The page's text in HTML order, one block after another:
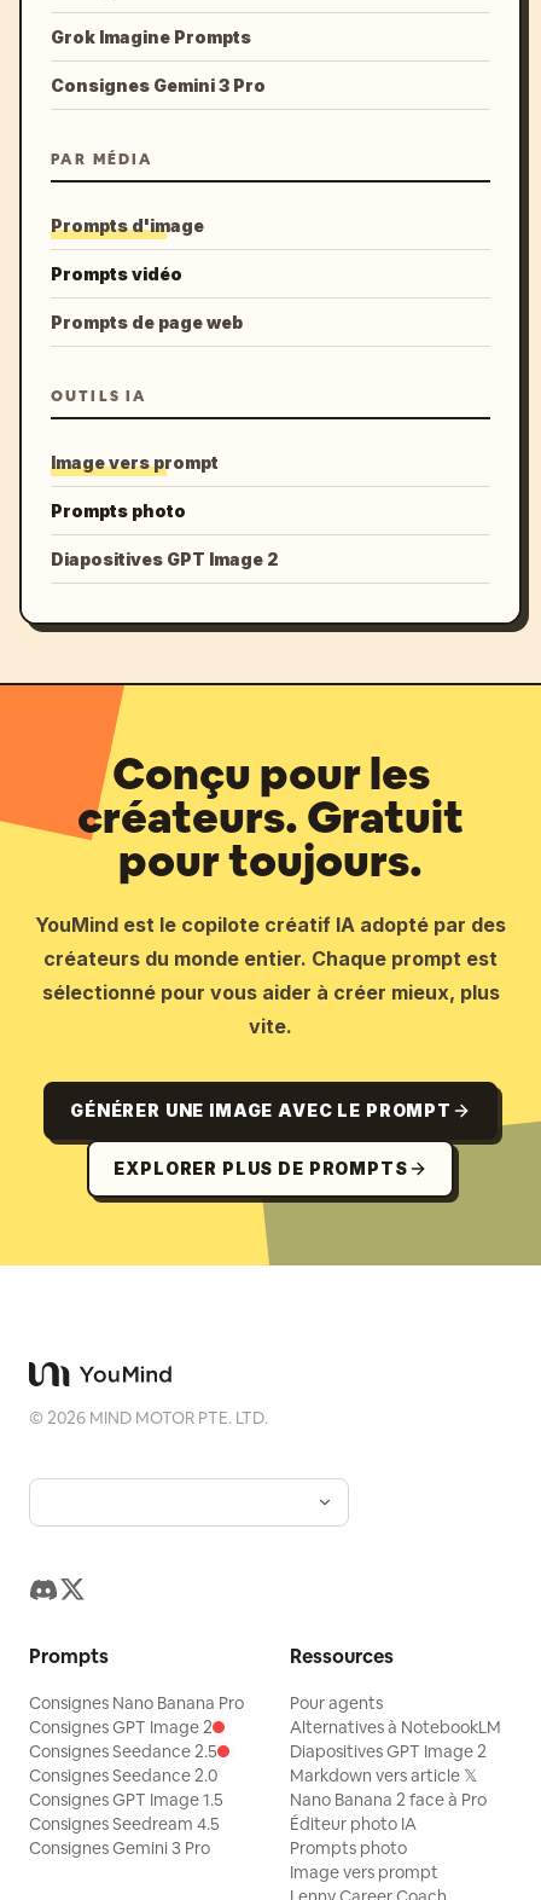
Grok Imagine Prompts
Consignes Gemini 3 Pro
PAR MÉDIA
Prompts d'image
Prompts vidéo
Prompts de page web
OUTILS IA
Image vers prompt
Prompts photo
Diapositives GPT Image 2
Conçu pour les
créateurs. Gratuit
pour toujours.
YouMind est le copilote créatif IA adopté par des
créateurs du monde entier. Chaque prompt est
sélectionné pour vous aider à créer mieux, plus
vite.
GÉNÉRER UNE IMAGE AVEC LE PROMPT
EXPLORER PLUS DE PROMPTS
©2026 MIND MOTOR PTE. LTD.
Prompts
Consignes Nano Banana Pro
Consignes GPT Image 2
Consignes Seedance 2.5
Consignes Seedance 2.0
Consignes GPT Image 1.5
Consignes Seedream 4.5
Consignes Gemini 3 Pro
Ressources
Pour agents
Alternatives à NotebookLM
Diapositives GPT Image 2
Markdown vers article 𝕏
Nano Banana 2 face à Pro
Éditeur photo IA
Prompts photo
Image vers prompt